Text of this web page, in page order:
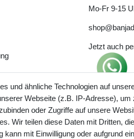
Mo-Fr 9-15
Jetzt auch
zzgl.
und ähnliche Technologien auf
Webseite (z.B. IP-Adresse),
oder Zugriffe auf unsere
Wir teilen diese Daten mit Dritten,
kann mit Einwilligung oder aufgrund